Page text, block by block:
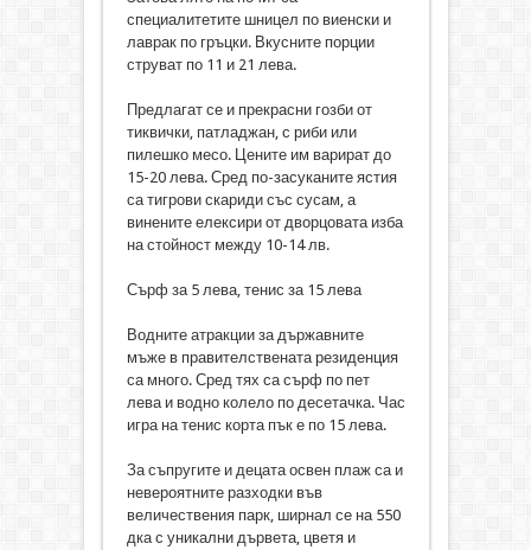
специалитетите шницел по виенски и
лаврак по гръцки. Вкусните порции
струват по 11 и 21 лева.
Предлагат се и прекрасни гозби от
тиквички, патладжан, с риби или
пилешко месо. Цените им варират до
15-20 лева. Сред по-засуканите ястия
са тигрови скариди със сусам, а
винените елексири от дворцовата изба
на стойност между 10-14 лв.
Сърф за 5 лева, тенис за 15 лева
Водните атракции за държавните
мъже в правителствената резиденция
са много. Сред тях са сърф по пет
лева и водно колело по десетачка. Час
игра на тенис корта пък е по 15 лева.
За съпругите и децата освен плаж са и
невероятните разходки във
величествения парк, ширнал се на 550
дка с уникални дървета, цветя и